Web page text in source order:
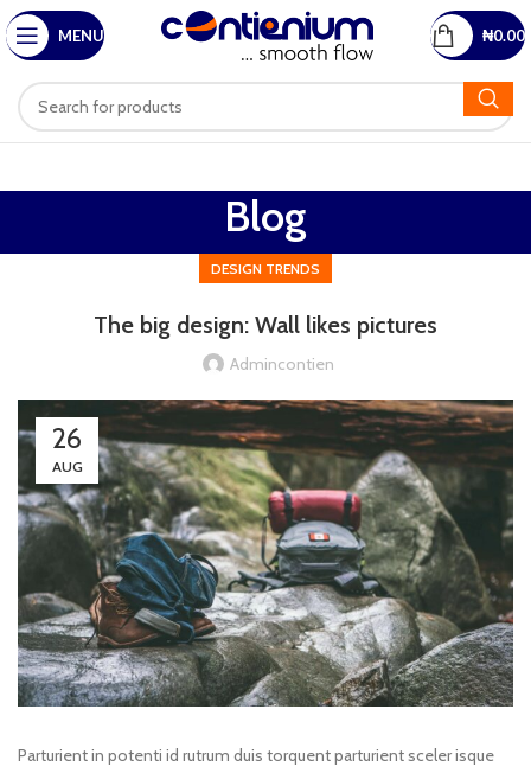
MENU ₦0.00
Blog
DESIGN TRENDS
The big design: Wall likes pictures
Admincontien
26
AUG
Parturient in potenti id rutrum duis torquent parturient sceler isque